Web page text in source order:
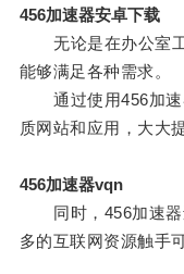
456加速器安卓下载
无论是在办公室工
能够满足各种需求。
通过使用456加速
质网站和应用，大大
456加速器vqn
同时，456加速器
多的互联网资源触手